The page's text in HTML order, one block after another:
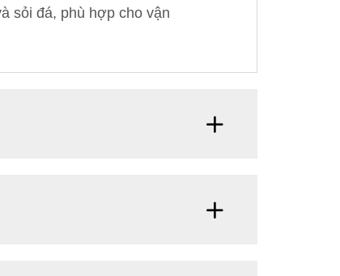
sỏi đá, phù hợp cho vận